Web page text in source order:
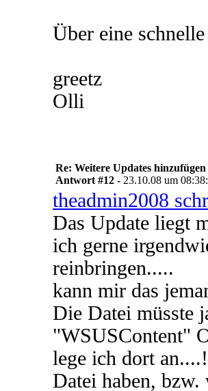
Über eine
greetz
Olli
Re: Weitere Updates hinzufügen
Antwort #12 - 23.10.08 um
theadmin2008
Das Update liegt
ich gerne
reinbringen.....
kann mir das
Die Datei müsste
"WSUSContent"
lege ich dort
Datei haben, bzw.